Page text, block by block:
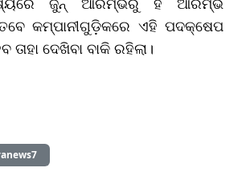
ଜୁନ୍ ଆରମ୍ଭରୁ ହିଁ ଆରମ୍ଭ
କମ୍ପାନୀଗୁଡ଼ିକରେ ଏହି ପଦକ୍ଷେପ
ଦେଖିବା ବାକି ରହିଲା।